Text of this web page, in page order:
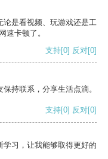
论是看视频、玩游戏还是工
速卡顿了。
支持[0] 反对[0]
持联系，分享生活点滴。
支持[0] 反对[0]
习，让我能够取得更好的